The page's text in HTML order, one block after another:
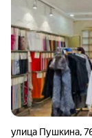
улица Пушкина,